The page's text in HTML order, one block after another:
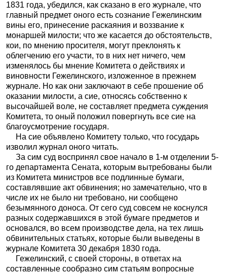
1831 года, убедился, как сказано в его журнале, что
главный предмет оного есть сознание Гежелинским
вины его, принесение раскаяния и воззвание к
монаршей милости; что же касается до обстоятельств,
кои, по мнению просителя, могут преклонять к
облегчению его участи, то в них нет ничего, чем
изменялось бы мнение Комитета о действиях и
виновности Гежелинского, изложенное в прежнем
журнале. Но как они заключают в себе прошение об
оказании милости, а сие, относясь собственно к
высочайшей воле, не составляет предмета суждения
Комитета, то оный положил повергнуть все сие на
благоусмотрение государя.
На сие объявлено Комитету только, что государь
изволил журнал оного читать.
За сим суд воспринял свое начало в 1-м отделении 5-
го департамента Сената, которым вытребованы были
из Комитета министров все подлинные бумаги,
составлявшие акт обвинения; но замечательно, что в
числе их не было ни требовано, ни сообщено
безымянного доноса. От сего суд совсем не коснулся
разных содержавшихся в этой бумаге предметов и
основался, во всем производстве дела, на тех лишь
обвинительных статьях, которые были выведены в
журнале Комитета 30 декабря 1830 года.
Гежелинский, с своей стороны, в ответах на
составленные сообразно сим статьям вопросные